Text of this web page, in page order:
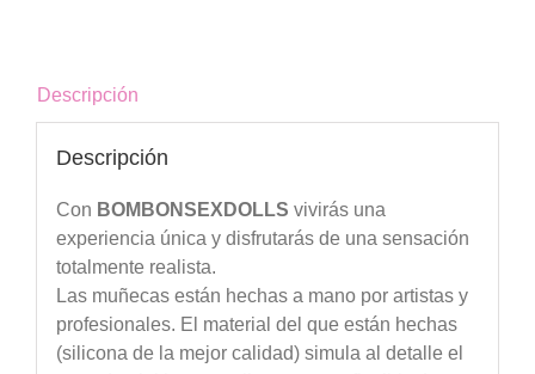
cantidad
Descripción
Descripción
Con BOMBONSEXDOLLS vivirás una
experiencia única y disfrutarás de una sensación
totalmente realista.
Las muñecas están hechas a mano por artistas y
profesionales. El material del que están hechas
(silicona de la mejor calidad) simula al detalle el